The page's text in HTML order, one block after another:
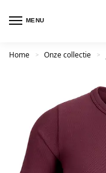
MENU
Home > Onze collectie >